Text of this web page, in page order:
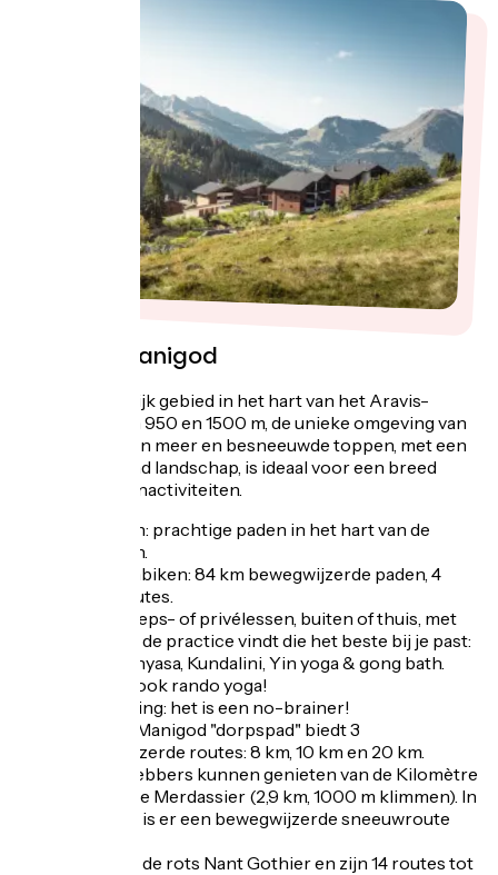
Zomer in Manigod
Een uitzonderlijk gebied in het hart van het Aravis-
massief, tussen 950 en 1500 m, de unieke omgeving van
Manigod, tussen meer en besneeuwde toppen, met een
adembenemend landschap, is ideaal voor een breed
scala aan buitenactiviteiten.
Wandelen: prachtige paden in het hart van de
weilanden.
Mountainbiken: 84 km bewegwijzerde paden, 4
familieroutes.
Yoga: groeps- of privélessen, buiten of thuis, met
Cathy die de practice vindt die het beste bij je past:
Hatha, Vinyasa, Kundalini, Yin yoga & gong bath.
Probeer ook rando yoga!
Roadcycling: het is een no-brainer!
Trail: het Manigod "dorpspad" biedt 3
bewegwijzerde routes: 8 km, 10 km en 20 km.
Klimliefhebbers kunnen genieten van de Kilomètre
Vertical de Merdassier (2,9 km, 1000 m klimmen). In
de winter is er een bewegwijzerde sneeuwroute
Klimmen: de rots Nant Gothier en zijn 14 routes tot